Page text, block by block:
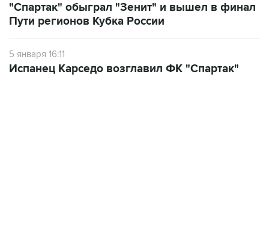
"Спартак" обыграл "Зенит" и вышел в финал
Пути регионов Кубка России
5 января 16:11
Испанец Карседо возглавил ФК "Спартак"